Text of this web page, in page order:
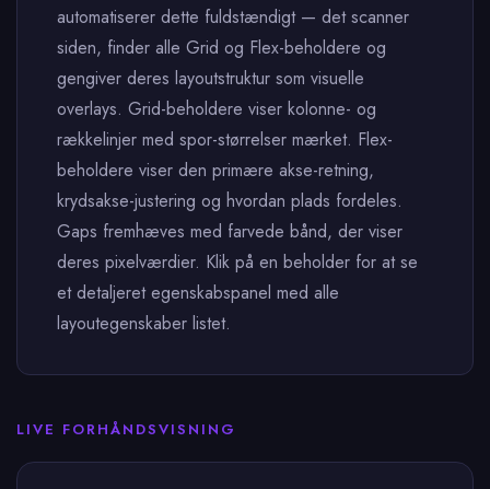
automatiserer dette fuldstændigt — det scanner
siden, finder alle Grid og Flex-beholdere og
gengiver deres layoutstruktur som visuelle
overlays. Grid-beholdere viser kolonne- og
rækkelinjer med spor-størrelser mærket. Flex-
beholdere viser den primære akse-retning,
krydsakse-justering og hvordan plads fordeles.
Gaps fremhæves med farvede bånd, der viser
deres pixelværdier. Klik på en beholder for at se
et detaljeret egenskabspanel med alle
layoutegenskaber listet.
LIVE FORHÅNDSVISNING